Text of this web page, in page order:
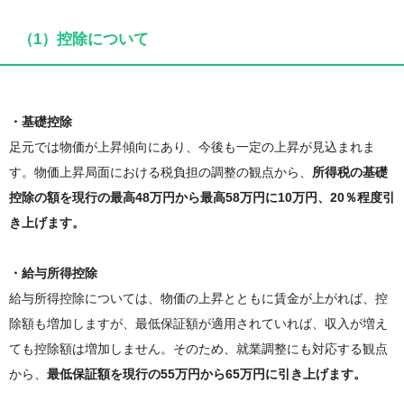
（1）控除について
・基礎控除
足元では物価が上昇傾向にあり、今後も一定の上昇が見込まれま
す。物価上昇局面における税負担の調整の観点から、 所得税の基礎
控除の額を現行の最高48万円から最高58万円に10万円、20％程度引
き上げます。
・給与所得控除
給与所得控除については、物価の上昇とともに賃金が上がれば、控
除額も増加しますが、最低保証額が適用されていれば、収入が増え
ても控除額は増加しません。そのため、就業調整にも対応する観点
から、 最低保証額を現行の55万円から65万円に引き上げます。